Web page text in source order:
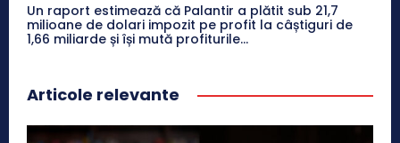
Un raport estimează că Palantir a plătit sub 21,7
milioane de dolari impozit pe profit la câștiguri de
1,66 miliarde și își mută profiturile...
Articole relevante